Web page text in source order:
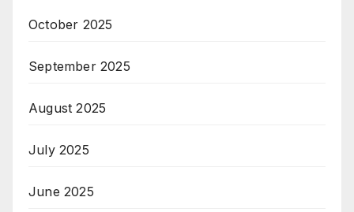
October 2025
September 2025
August 2025
July 2025
June 2025